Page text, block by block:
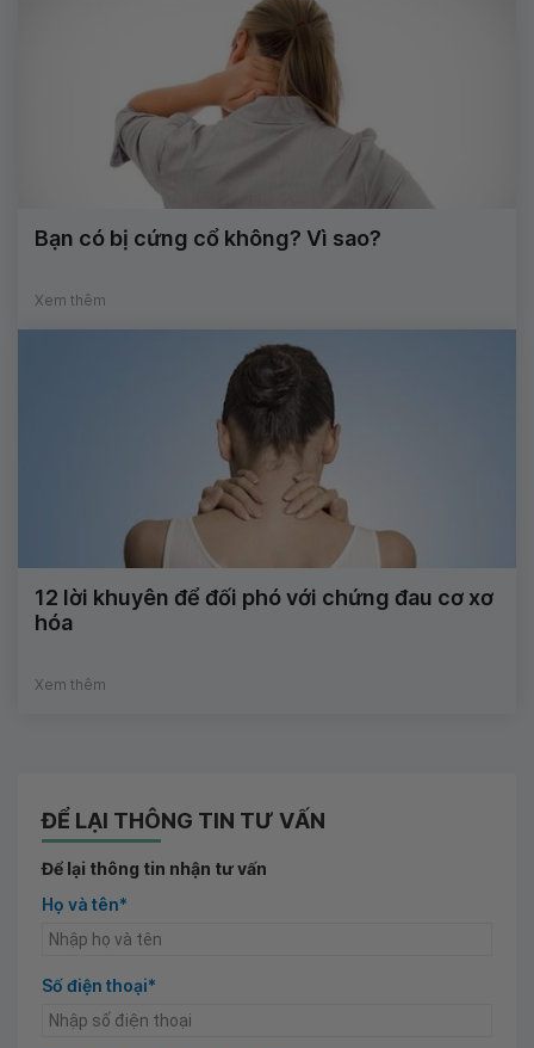
Bạn có bị cứng cổ không? Vì sao?
Xem thêm
12 lời khuyên để đối phó với chứng đau cơ xơ
hóa
Xem thêm
ĐỂ LẠI THÔNG TIN TƯ VẤN
Để lại thông tin nhận tư vấn
Họ và tên*
Số điện thoại*